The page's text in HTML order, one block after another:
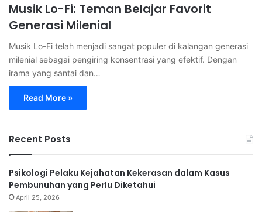
Musik Lo-Fi: Teman Belajar Favorit
Generasi Milenial
Musik Lo-Fi telah menjadi sangat populer di kalangan generasi
milenial sebagai pengiring konsentrasi yang efektif. Dengan
irama yang santai dan…
Read More »
Recent Posts
Psikologi Pelaku Kejahatan Kekerasan dalam Kasus
Pembunuhan yang Perlu Diketahui
April 25, 2026